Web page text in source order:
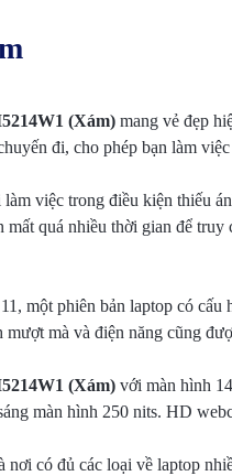
(Xám) mang vẻ đẹp
đi, cho phép bạn làm
việc trong điều kiện thiếu
quá nhiều thời gian để
một phiên bản laptop có
mà và điện năng cũng
(Xám) với màn hình
màn hình 250 nits. HD
nơi có đủ các loại về laptop